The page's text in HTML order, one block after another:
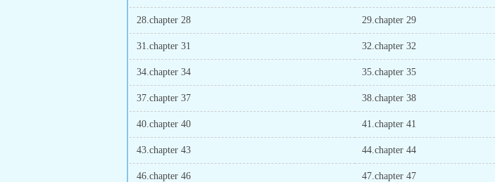
28.chapter 28 29.chapter 29
31.chapter 31 32.chapter 32
34.chapter 34 35.chapter 35
37.chapter 37 38.chapter 38
40.chapter 40 41.chapter 41
43.chapter 43 44.chapter 44
46.chapter 46 47.chapter 47